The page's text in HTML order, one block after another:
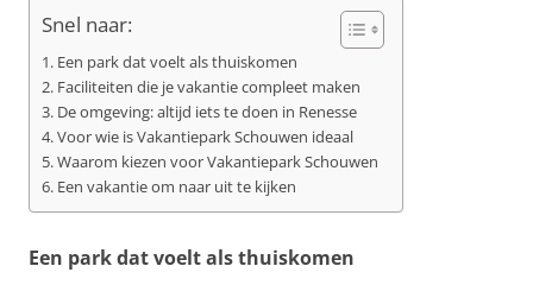
Snel naar:
Een park dat voelt als thuiskomen
Faciliteiten die je vakantie compleet maken
De omgeving: altijd iets te doen in Renesse
Voor wie is Vakantiepark Schouwen ideaal
Waarom kiezen voor Vakantiepark Schouwen
Een vakantie om naar uit te kijken
Een park dat voelt als thuiskomen